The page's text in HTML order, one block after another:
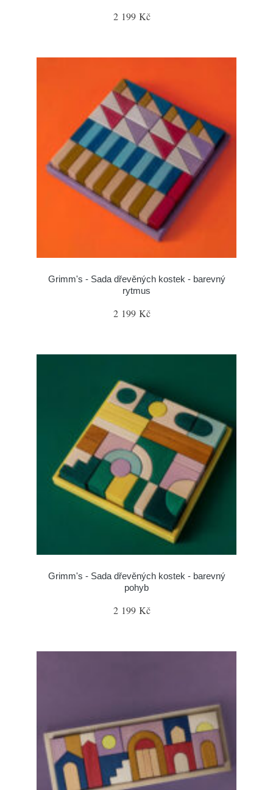
2 199 Kč
Grimm's - Sada dřevěných kostek - barevný
rytmus
2 199 Kč
Grimm's - Sada dřevěných kostek - barevný
pohyb
2 199 Kč